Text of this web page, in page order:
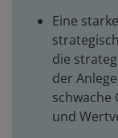
Eine
die
der
schwache
und